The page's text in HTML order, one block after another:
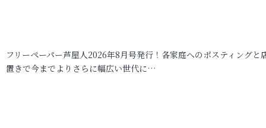
フリーペーパー芦屋人2026年8月号発行！各家庭へのポスティングと
置きで今までよりさらに幅広い世代に…